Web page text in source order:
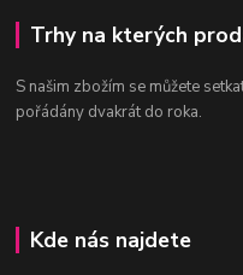
Trhy na kterých
S našim zbožím se můžete
pořádány dvakrát do roka.
Kde nás najdete